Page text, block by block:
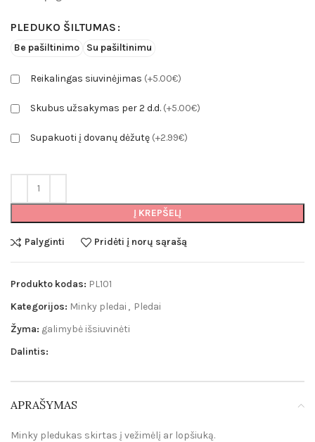
20.99€
PLEDUKO ŠILTUMAS
Be pašiltinimo Su pašiltinimu
Reikalingas siuvinėjimas (+5.00€)
Skubus užsakymas per 2 d.d. (+5.00€)
Supakuoti į dovanų dėžutę (+2.99€)
Į KREPŠELĮ
Palyginti Pridėti į norų sąrašą
Produkto kodas: PL101
Kategorijos: Minky pledai , Pledai
Žyma: galimybė išsiuvinėti
Dalintis:
APRAŠYMAS
Minky pledukas skirtas į vežimėlį ar lopšiuką.